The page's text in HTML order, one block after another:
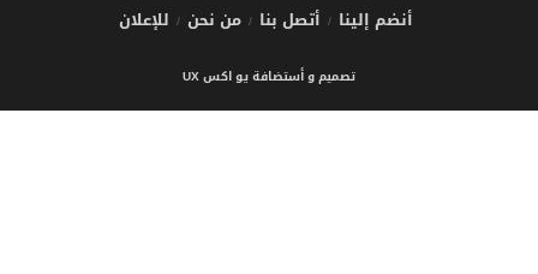
أنضم إلينا أتصل بنا من نحن للإعلان
تصميم و أستضافة يو اكس UX